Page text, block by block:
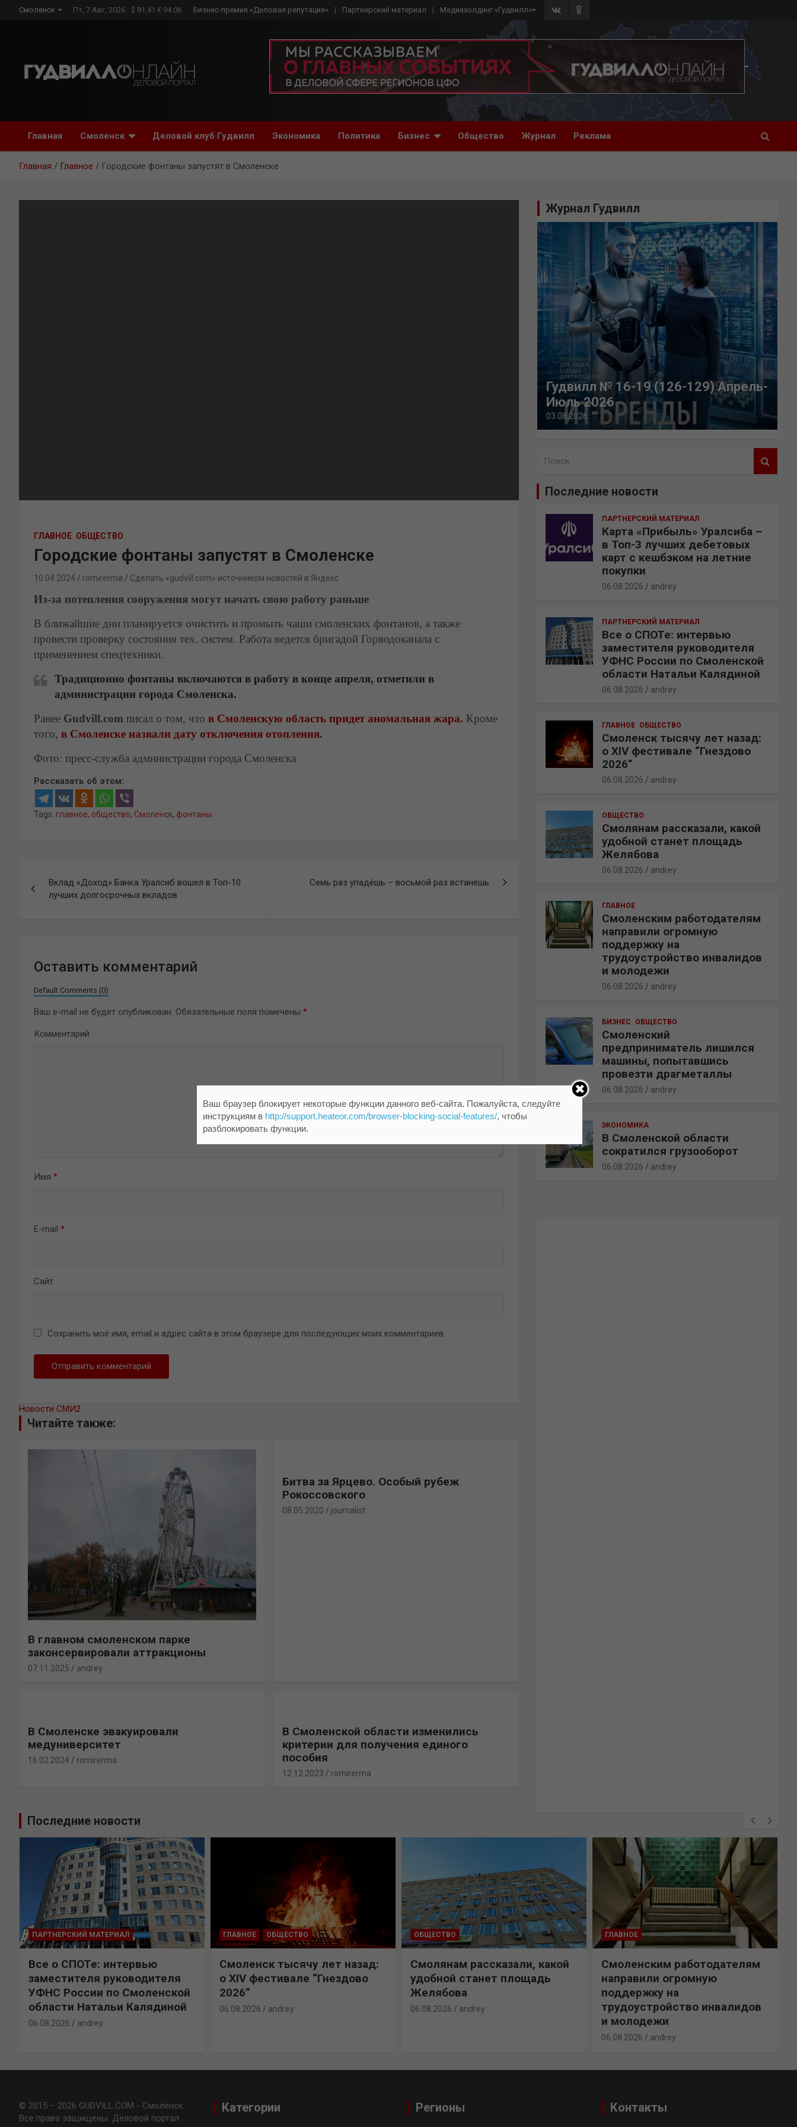
Смоленск Пт, 7 Авг, 2026 $ 81.41 € 94.06 Бизнес-премия «Деловая репутация» Партнерский материал Медиахолдинг «Гудвилл»
Главная Смоленск Деловой клуб Гудвилл Экономика Политика Бизнес Общество Журнал Реклама
Главная Главное Городские фонтаны запустят в Смоленске
ГЛАВНОЕ ОБЩЕСТВО
Городские фонтаны запустят в Смоленске
10.04.2024 romirerma Сделать «gudvill.com» источником новостей в Яндекс
Из-за потепления сооружения могут начать свою работу раньше
В ближайшие дни планируется очистить и промыть чаши смоленских фонтанов, а также
провести проверку состояния тех. систем. Работа ведется бригадой Горводоканала с
применением спецтехники.
Традиционно фонтаны включаются в работу в конце апреля, отметили в
администрации города Смоленска.
Ранее Gudvill.com писал о том, что в Смоленскую область придет аномальная жара. Кроме
того, в Смоленске назвали дату отключения отопления.
Фото: пресс-служба администрации города Смоленска
Рассказать об этом:
Tags: главное, общество, Смоленск, фонтаны
по
Вклад «Доход» Банка Уралсиб вошел в Топ-10
лучших долгосрочных вкладов
Семь раз упадёшь – восьмой раз встанешь
Оставить комментарий
Default Comments (0)
Ваш e-mail не будет опубликован. Обязательные поля помечены *
Комментарий
Имя *
E-mail *
Сайт
Сохранить моё имя, email и адрес сайта в этом браузере для последующих моих комментариев.
Новости СМИ2
Читайте также:
В главном смоленском парке
законсервировали аттракционы
07.11.2025 andrey
Битва за Ярцево. Особый рубеж
Рокоссовского
08.05.2020 journalist
В Смоленске эвакуировали
медуниверситет
16.02.2024 romirerma
В Смоленской области изменились
критерии для получения единого
пособия
12.12.2023 romirerma
Журнал Гудвилл
Гудвилл № 16-19 (126-129) Апрель-
Июль 2026
03.08.2026
Последние новости
ПАРТНЕРСКИЙ МАТЕРИАЛ
Карта «Прибыль» Уралсиба –
в Топ-3 лучших дебетовых
карт с кешбэком на летние
покупки
06.08.2026 andrey
ПАРТНЕРСКИЙ МАТЕРИАЛ
Все о СПОТе: интервью
заместителя руководителя
УФНС России по Смоленской
области Натальи Калядиной
06.08.2026 andrey
ГЛАВНОЕ ОБЩЕСТВО
Смоленск тысячу лет назад:
о XIV фестивале “Гнездово
2026”
06.08.2026 andrey
ОБЩЕСТВО
Смолянам рассказали, какой
удобной станет площадь
Желябова
06.08.2026 andrey
ГЛАВНОЕ
Смоленским работодателям
направили огромную
поддержку на
трудоустройство инвалидов
и молодежи
06.08.2026 andrey
БИЗНЕС ОБЩЕСТВО
Смоленский
предприниматель лишился
машины, попытавшись
провезти драгметаллы
06.08.2026 andrey
ЭКОНОМИКА
В Смоленской области
сократился грузооборот
06.08.2026 andrey
Последние новости
ПАРТНЕРСКИЙ МАТЕРИАЛ
Все о СПОТе: интервью
заместителя руководителя
УФНС России по Смоленской
области Натальи Калядиной
06.08.2026 andrey
ГЛАВНОЕ ОБЩЕСТВО
Смоленск тысячу лет назад:
о XIV фестивале “Гнездово
2026”
06.08.2026 andrey
ОБЩЕСТВО
Смолянам рассказали, какой
удобной станет площадь
Желябова
06.08.2026 andrey
ГЛАВНОЕ
Смоленским работодателям
направили огромную
поддержку на
трудоустройство инвалидов
и молодежи
06.08.2026 andrey
© 2015 – 2026 GUDVILL.COM - Смоленск.
Все права защищены. Деловой портал
Категории Регионы Контакты
Ваш браузер блокирует некоторые функции данного веб-сайта. Пожалуйста, следуйте
инструкциям в http://support.heateor.com/browser-blocking-social-features/, чтобы
разблокировать функции.